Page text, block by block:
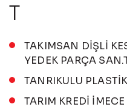
T
TAKIMSAN DİŞLİ
YEDEK PARÇA
TANRIKULU
TARIM KREDİ